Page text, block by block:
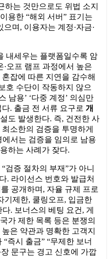
하는 것만으로도 위법 소지
용한 “해외 서버” 표기는
며, 이용자는 계정·자금·
내세우는 플랫폼일수록 암
오프 램프 과정에서 높은
잡에 따른 지연을 감수해
호 수단이 작동하지 않으
남용’ ‘다중 계정’ 의심만
. 출금 전 서류 요구로 개
도 발생한다. 즉, 건전한 사
소한의 검증을 투명하게
서는 검증을 임의로 남용
하는 사례가 잦다.
검증 절차의 부재”가 아니
. 라이선스 번호와 발급처
공개하며, 자율 규제 프로
기제한, 쿨링오프, 입금한
. 보너스의 베팅 요건, 게
가 제한 목록 등은 분쟁의
은 약관과 명확한 고객지
즉시 출금” “무제한 보너
문구는 경고 신호에 가깝